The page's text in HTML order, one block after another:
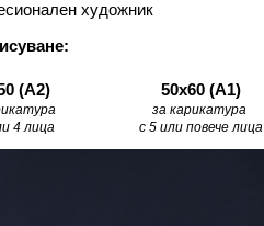
художник
(А2)
4 лица
50х60 (А1)
за карикатура
с 5 или повече лица